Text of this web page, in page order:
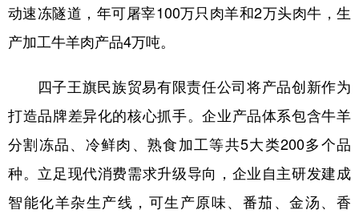
动速冻隧道，年可屠宰100万只肉羊和2万头肉牛，生
产加工牛羊肉产品4万吨。
四子王旗民族贸易有限责任公司将产品创新作为
打造品牌差异化的核心抓手。企业产品体系包含牛羊
分割冻品、冷鲜肉、熟食加工等共5大类200多个品
种。立足现代消费需求升级导向，企业自主研发建成
智能化羊杂生产线，可生产原味、番茄、金汤、香